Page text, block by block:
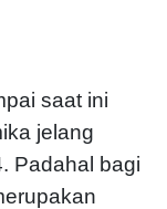
saat ini
jelang
Padahal bagi